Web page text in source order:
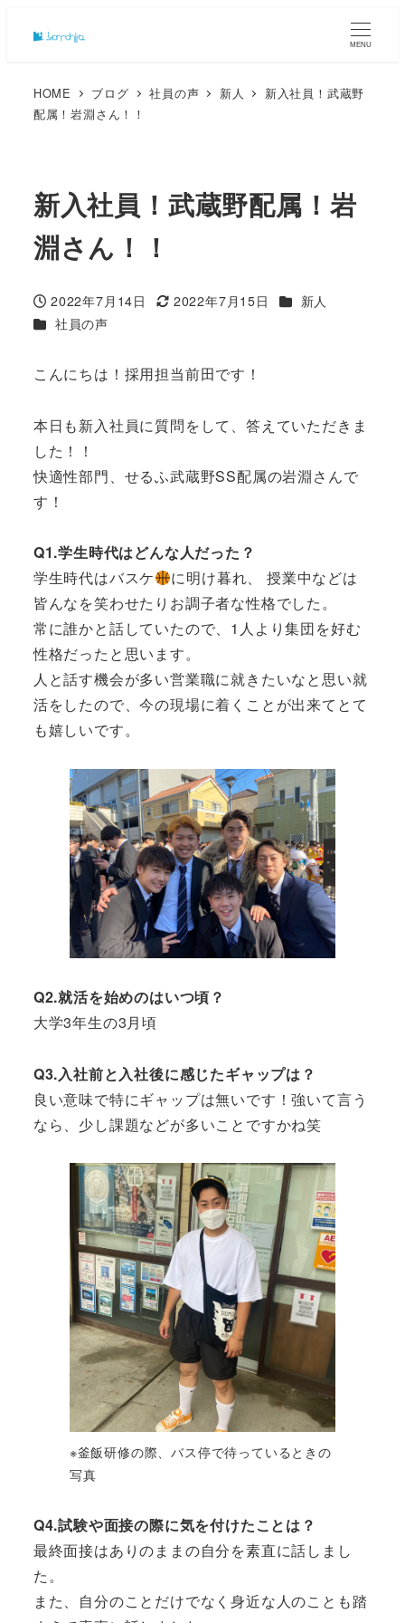
MENU
HOME ブログ 社員の声 新人
新入社員！武蔵野
配属！岩淵さん！！
新入社員！武蔵野配属！岩
淵さん！！
投稿日
2022年7月14日
更新日
2022年7月15日 カテゴリー
新人
カテゴリー
社員の声
こんにちは！採用担当前田です！
本日も新入社員に質問をして、答えていただきま
した！！
快適性部門、せるふ武蔵野SS配属の岩淵さんで
す！
Q1.学生時代はどんな人だった？
学生時代はバスケ
に明け暮れ、 授業中などは
皆んなを笑わせたりお調子者な性格でした。
常に誰かと話していたので、1人より集団を好む
性格だったと思います。
人と話す機会が多い営業職に就きたいなと思い就
活をしたので、今の現場に着くことが出来てとて
も嬉しいです。
Q2.就活を始めのはいつ頃？
大学3年生の3月頃
Q3.入社前と入社後に感じたギャップは？
良い意味で特にギャップは無いです！強いて言う
なら、少し課題などが多いことですかね笑
※釜飯研修の際、バス停で待っているときの
写真
Q4.試験や面接の際に気を付けたことは？
最終面接はありのままの自分を素直に話しまし
た。
また、自分のことだけでなく身近な人のことも踏